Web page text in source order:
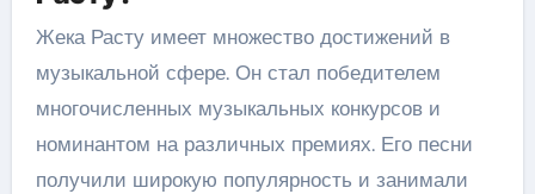
Жека Расту имеет множество достижений в
музыкальной сфере. Он стал победителем
многочисленных музыкальных конкурсов и
номинантом на различных премиях. Его песни
получили широкую популярность и занимали